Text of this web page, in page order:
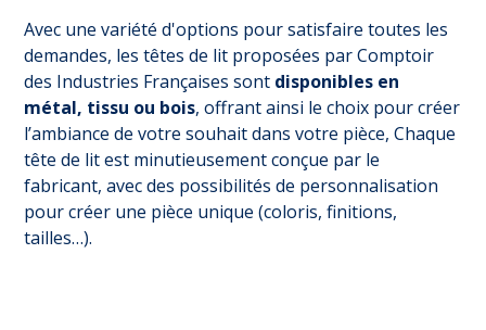
Avec une variété d'options pour satisfaire toutes les
demandes, les têtes de lit proposées par Comptoir
des Industries Françaises sont disponibles en
métal, tissu ou bois, offrant ainsi le choix pour créer
l’ambiance de votre souhait dans votre pièce, Chaque
tête de lit est minutieusement conçue par le
fabricant, avec des possibilités de personnalisation
pour créer une pièce unique (coloris, finitions,
tailles…).